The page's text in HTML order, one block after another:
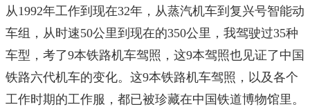
从1992年工作到现在32年，从蒸汽机车到复兴号智能动
车组，从时速50公里到现在的350公里，我驾驶过35种
车型，考了9本铁路机车驾照，这9本驾照也见证了中国
铁路六代机车的变化。这9本铁路机车驾照，以及各个
工作时期的工作服，都已被珍藏在中国铁道博物馆里。